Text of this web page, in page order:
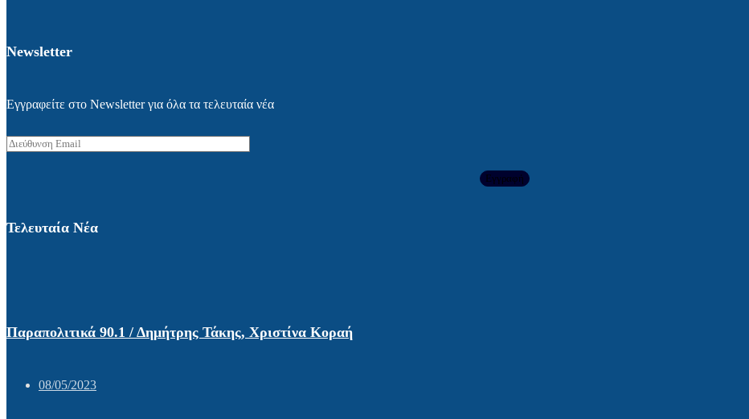
Newsletter
Εγγραφείτε στο Newsletter για όλα τα τελευταία νέα
Τελευταία Νέα
Παραπολιτικά 90.1 / Δημήτρης Τάκης, Χριστίνα Κοραή
08/05/2023